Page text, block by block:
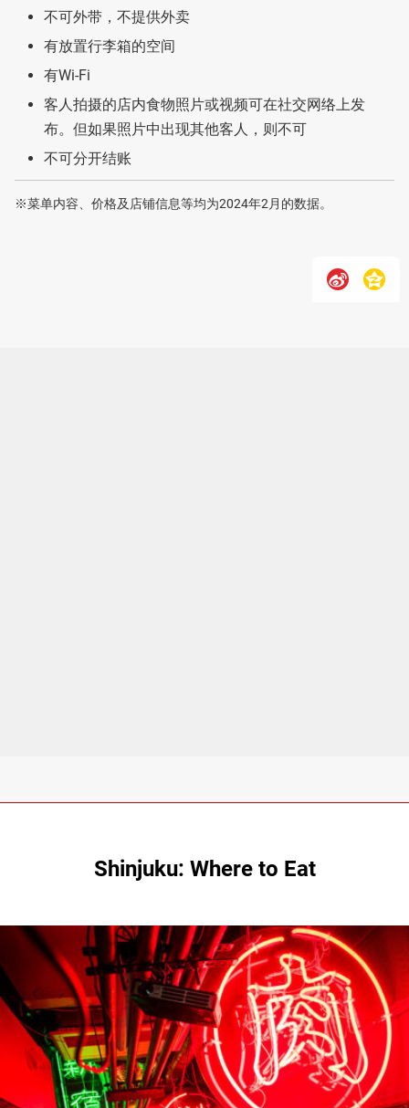
不可外带，不提供外卖
有放置行李箱的空间
有Wi-Fi
客人拍摄的店内食物照片或视频可在社交网络上发
布。但如果照片中出现其他客人，则不可
不可分开结账
※菜单内容、价格及店铺信息等均为2024年2月的数据。
Shinjuku: Where to Eat